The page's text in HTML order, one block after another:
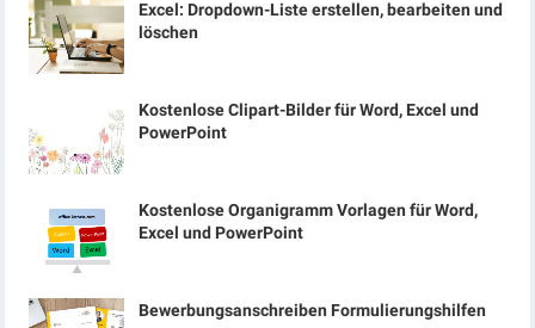
Excel: Dropdown-Liste erstellen, bearbeiten und
löschen
Kostenlose Clipart-Bilder für Word, Excel und
PowerPoint
Kostenlose Organigramm Vorlagen für Word,
Excel und PowerPoint
Bewerbungsanschreiben Formulierungshilfen